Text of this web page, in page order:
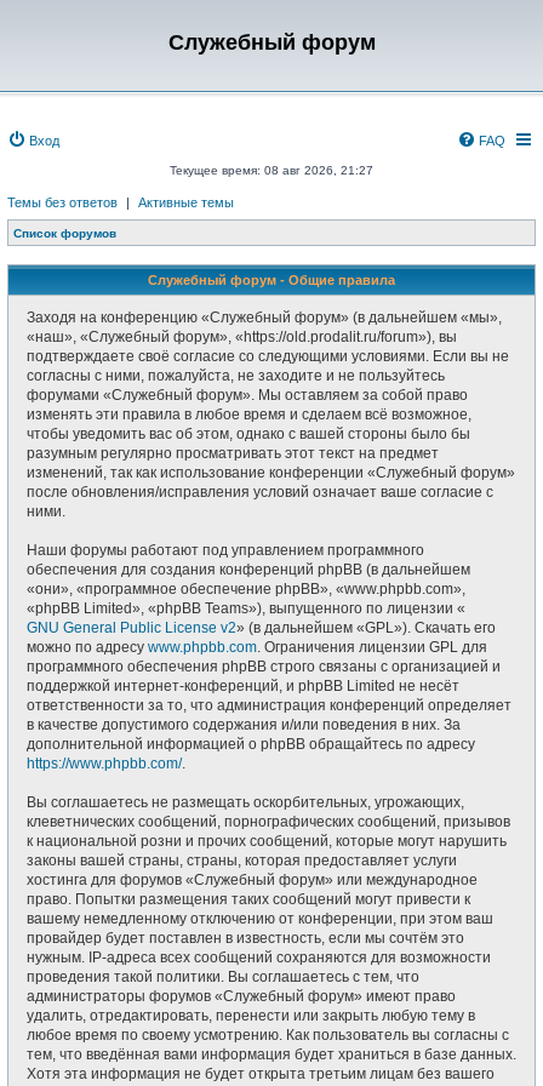
Служебный форум
Вход FAQ
Текущее время: 08 авг 2026, 21:27
Темы без ответов | Активные темы
Список форумов
Служебный форум - Общие правила
Заходя на конференцию «Служебный форум» (в дальнейшем «мы»,
«наш», «Служебный форум», «https://old.prodalit.ru/forum»), вы
подтверждаете своё согласие со следующими условиями. Если вы не
согласны с ними, пожалуйста, не заходите и не пользуйтесь
форумами «Служебный форум». Мы оставляем за собой право
изменять эти правила в любое время и сделаем всё возможное,
чтобы уведомить вас об этом, однако с вашей стороны было бы
разумным регулярно просматривать этот текст на предмет
изменений, так как использование конференции «Служебный форум»
после обновления/исправления условий означает ваше согласие с
ними.
Наши форумы работают под управлением программного
обеспечения для создания конференций phpBB (в дальнейшем
«они», «программное обеспечение phpBB», «www.phpbb.com»,
«phpBB Limited», «phpBB Teams»), выпущенного по лицензии «
GNU General Public License v2» (в дальнейшем «GPL»). Скачать его
можно по адресу www.phpbb.com. Ограничения лицензии GPL для
программного обеспечения phpBB строго связаны с организацией и
поддержкой интернет-конференций, и phpBB Limited не несёт
ответственности за то, что администрация конференций определяет
в качестве допустимого содержания и/или поведения в них. За
дополнительной информацией о phpBB обращайтесь по адресу
https://www.phpbb.com/.
Вы соглашаетесь не размещать оскорбительных, угрожающих,
клеветнических сообщений, порнографических сообщений, призывов
к национальной розни и прочих сообщений, которые могут нарушить
законы вашей страны, страны, которая предоставляет услуги
хостинга для форумов «Служебный форум» или международное
право. Попытки размещения таких сообщений могут привести к
вашему немедленному отключению от конференции, при этом ваш
провайдер будет поставлен в известность, если мы сочтём это
нужным. IP-адреса всех сообщений сохраняются для возможности
проведения такой политики. Вы соглашаетесь с тем, что
администраторы форумов «Служебный форум» имеют право
удалить, отредактировать, перенести или закрыть любую тему в
любое время по своему усмотрению. Как пользователь вы согласны с
тем, что введённая вами информация будет храниться в базе данных.
Хотя эта информация не будет открыта третьим лицам без вашего